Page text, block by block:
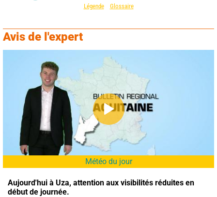
Légende
Glossaire
Avis de l'expert
Météo du jour
Aujourd'hui à Uza, attention aux visibilités réduites en
début de journée.